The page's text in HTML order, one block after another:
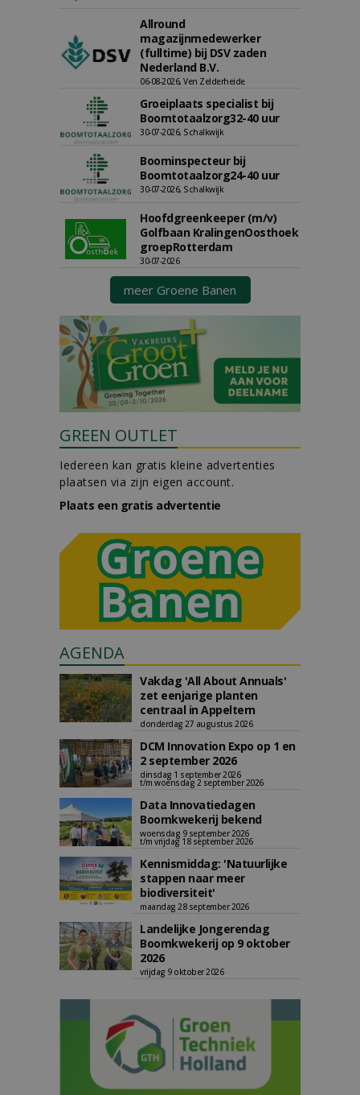
Allround
magazijnmedewerker
(fulltime) bij DSV zaden
Nederland B.V.
06-08-2026, Ven Zelderheide
Groeiplaats specialist bij
Boomtotaalzorg32-40 uur
30-07-2026, Schalkwijk
Boominspecteur bij
Boomtotaalzorg24-40 uur
30-07-2026, Schalkwijk
Hoofdgreenkeeper (m/v)
Golfbaan KralingenOosthoek
groepRotterdam
30-07-2026
meer Groene Banen
GREEN OUTLET
Iedereen kan gratis kleine advertenties
plaatsen via zijn eigen account.
Plaats een gratis advertentie
AGENDA
Vakdag 'All About Annuals'
zet eenjarige planten
centraal in Appeltern
donderdag 27 augustus 2026
DCM Innovation Expo op 1 en
2 september 2026
dinsdag 1 september 2026
t/m woensdag 2 september 2026
Data Innovatiedagen
Boomkwekerij bekend
woensdag 9 september 2026
t/m vrijdag 18 september 2026
Kennismiddag: 'Natuurlijke
stappen naar meer
biodiversiteit'
maandag 28 september 2026
Landelijke Jongerendag
Boomkwekerij op 9 oktober
2026
vrijdag 9 oktober 2026